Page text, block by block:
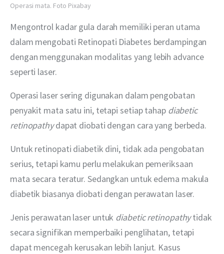
Operasi mata. Foto Pixabay
Mengontrol kadar gula darah memiliki peran utama
dalam mengobati Retinopati Diabetes berdampingan
dengan menggunakan modalitas yang lebih advance
seperti laser.
Operasi laser sering digunakan dalam pengobatan
penyakit mata satu ini, tetapi setiap tahap diabetic
retinopathy dapat diobati dengan cara yang berbeda.
Untuk retinopati diabetik dini, tidak ada pengobatan
serius, tetapi kamu perlu melakukan pemeriksaan
mata secara teratur. Sedangkan untuk edema makula
diabetik biasanya diobati dengan perawatan laser.
Jenis perawatan laser untuk diabetic retinopathy tidak
secara signifikan memperbaiki penglihatan, tetapi
dapat mencegah kerusakan lebih lanjut. Kasus